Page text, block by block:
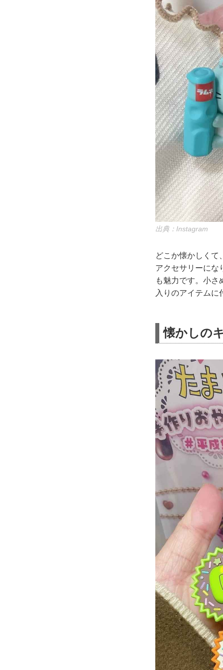
出典：Instagram
どこか懐かしくて
アクセサリーにな
も魅力です。小
入りのアイテムに
懐かしの